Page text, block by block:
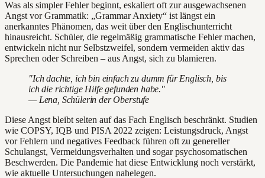
Was als simpler Fehler beginnt, eskaliert oft zur ausgewachsenen
Angst vor Grammatik: „Grammar Anxiety“ ist längst ein
anerkanntes Phänomen, das weit über den Englischunterricht
hinausreicht. Schüler, die regelmäßig grammatische Fehler machen,
entwickeln nicht nur Selbstzweifel, sondern vermeiden aktiv das
Sprechen oder Schreiben – aus Angst, sich zu blamieren.
"Ich dachte, ich bin einfach zu dumm für Englisch, bis
ich die richtige Hilfe gefunden habe."
— Lena, Schülerin der Oberstufe
Diese Angst bleibt selten auf das Fach Englisch beschränkt. Studien
wie COPSY, IQB und PISA 2022 zeigen: Leistungsdruck, Angst
vor Fehlern und negatives Feedback führen oft zu genereller
Schulangst, Vermeidungsverhalten und sogar psychosomatischen
Beschwerden. Die Pandemie hat diese Entwicklung noch verstärkt,
wie aktuelle Untersuchungen nahelegen.